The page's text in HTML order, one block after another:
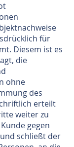
für
Diesem ist es
die
ohne
des
erteilt
weiter zu
gegen
schließt der